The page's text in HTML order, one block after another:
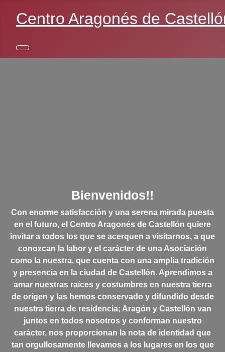
Centro Aragonés de
Bienvenidos!!
Con enorme satisfacción y una serena mirada puesta
en el futuro, el Centro Aragonés de Castellón quiere
invitar a todos los que se acerquen a visitarnos, a que
conozcan la labor y el carácter de una Asociación
como la nuestra, que cuenta con una amplia tradición
y presencia en la ciudad de Castellón. Aprendimos a
amar nuestras raíces y costumbres en nuestra tierra
de origen y las hemos conservado y difundido desde
nuestra tierra de residencia; Aragón y Castellón van
juntos en todos nosotros y conforman nuestro
carácter, nos proporcionan la nota de identidad que
tan orgullosamente llevamos a los lugares en los que